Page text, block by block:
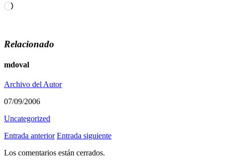
Cargando...
Relacionado
mdoval
Archivo del Autor
07/09/2006
Uncategorized
Entrada anterior Entrada siguiente
Los comentarios están cerrados.